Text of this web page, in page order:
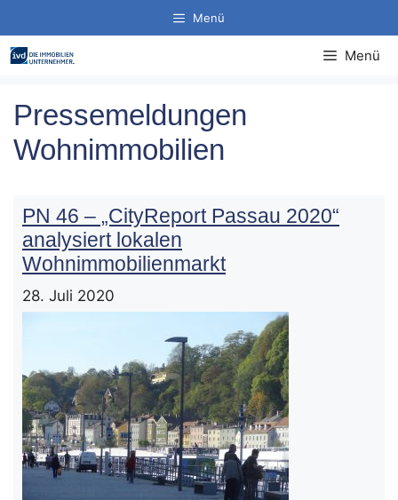
Inhalt
springen
Menü
Menü
Pressemeldungen
Wohnimmobilien
PN 46 – „CityReport Passau 2020“
analysiert lokalen
Wohnimmobilienmarkt
28. Juli 2020